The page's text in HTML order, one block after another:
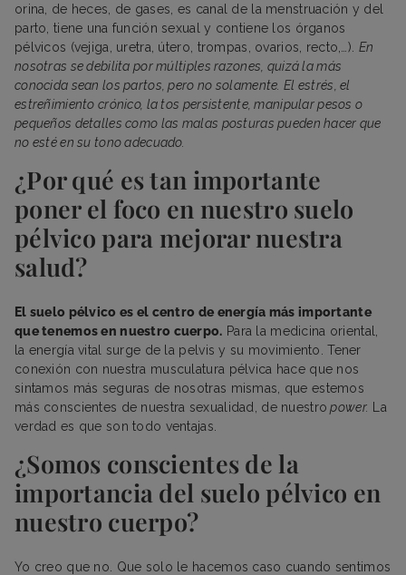
orina, de heces, de gases, es canal de la menstruación y del
parto, tiene una función sexual y contiene los órganos
pélvicos (vejiga, uretra, útero, trompas, ovarios, recto,…). En
nosotras se debilita por múltiples razones, quizá la más
conocida sean los partos, pero no solamente. El estrés, el
estreñimiento crónico, la tos persistente, manipular pesos o
pequeños detalles como las malas posturas pueden hacer que
no esté en su tono adecuado.
¿Por qué es tan importante
poner el foco en nuestro suelo
pélvico para mejorar nuestra
salud?
El suelo pélvico es el centro de energía más importante
que tenemos en nuestro cuerpo. Para la medicina oriental,
la energía vital surge de la pelvis y su movimiento. Tener
conexión con nuestra musculatura pélvica hace que nos
sintamos más seguras de nosotras mismas, que estemos
más conscientes de nuestra sexualidad, de nuestro power.
La
verdad es que son todo ventajas.
¿Somos conscientes de la
importancia del suelo pélvico en
nuestro cuerpo?
Yo creo que no. Que solo le hacemos caso cuando sentimos